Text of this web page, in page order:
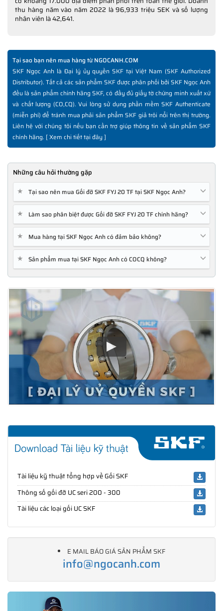
thu hàng năm vào năm 2022 là 96,933 triệu SEK và số lượng
nhân viên là 42,641.
Tại sao bạn nên mua hàng từ NGOCANH.COM
SKF Ngọc Anh là Đại lý ủy quyền SKF tại Việt Nam (SKF Authorized
Distributor). Tất cả các sản phẩm SKF được phân phối bởi SKF Ngọc Anh
đều là sản phẩm chính hãng SKF, có đầy đủ giấy tờ chứng minh xuất xứ
và chất lượng (CO,CQ). Vui lòng sử dụng phần mềm SKF Authenticate
(miễn phí) để tránh mua phải sản phẩm SKF giả trôi nổi trên thị trường.
Liên hệ với chúng tôi nếu bạn cần trợ giúp thông tin về sản phẩm SKF
chính hãng. [Xem chi tiết tại đây]
Những câu hỏi thường gặp
★ Tại sao nên mua Gối đỡ SKF FYJ 20 TF tại SKF Ngọc Anh?
★ Làm sao phân biệt được Gối đỡ SKF FYJ 20 TF chính hãng?
★ Mua hàng tại SKF Ngọc Anh có đảm bảo không?
★ Sản phẩm mua tại SKF Ngọc Anh có COCQ không?
Tài liệu kỹ thuật tổng hợp về Gối SKF
Thông số gối đỡ UC seri 200 - 300
Tài liệu các loại gối UC SKF
E MAIL BÁO GIÁ SẢN PHẨM SKF
info@ngocanh.com